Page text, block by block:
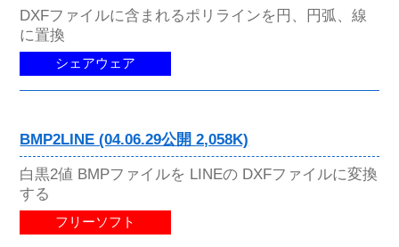
DXFファイルに含まれるポリラインを円、円弧、線
に置換
シェアウェア
BMP2LINE (04.06.29公開 2,058K)
白黒2値 BMPファイルを LINEの DXFファイルに変換
する
フリーソフト